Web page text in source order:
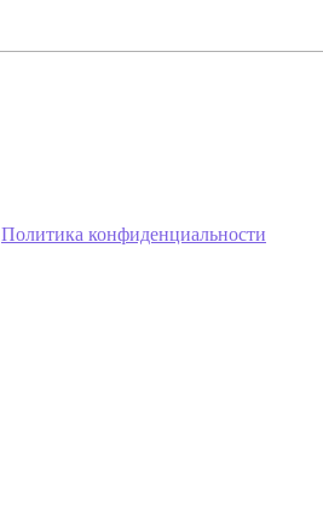
Политика конфиденциальности